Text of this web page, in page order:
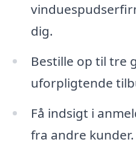
dig.
Bestille op til tre
uforpligtende
Få indsigt i
fra andre kunder.